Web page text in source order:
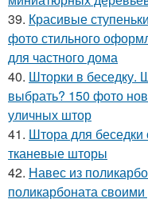
39. Красивые
фото стильного
для частного дома
40. Шторки в беседку.
выбрать? 150 фото
уличных штор
41. Штора для
тканевые шторы
42. Навес из
поликарбоната